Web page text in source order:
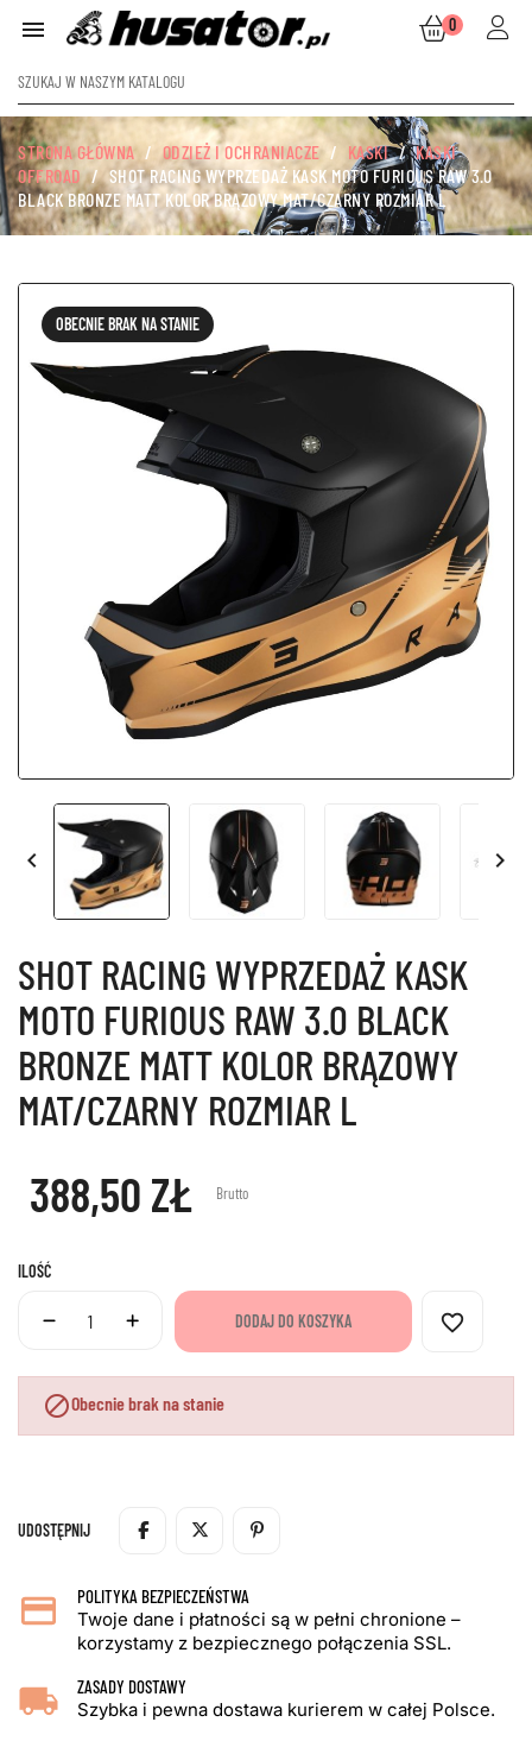
 0
STRONA GŁÓWNA ODZIEŻ I OCHRANIACZE KASKI
KASKI
OFFROAD
SHOT RACING WYPRZEDAŻ KASK MOTO FURIOUS RAW 3.0
BLACK BRONZE MATT KOLOR BRĄZOWY MAT/CZARNY ROZMIAR L
OBECNIE BRAK NA STANIE
 
SHOT RACING WYPRZEDAŻ KASK
MOTO FURIOUS RAW 3.0 BLACK
BRONZE MATT KOLOR BRĄZOWY
MAT/CZARNY ROZMIAR L
388,50 ZŁ Brutto
ILOŚĆ
DODAJ DO KOSZYKA favorite_border
Obecnie brak na stanie
UDOSTĘPNIJ
POLITYKA BEZPIECZEŃSTWA
Twoje dane i płatności są w pełni chronione –
korzystamy z bezpiecznego połączenia SSL.
ZASADY DOSTAWY
Szybka i pewna dostawa kurierem w całej Polsce.